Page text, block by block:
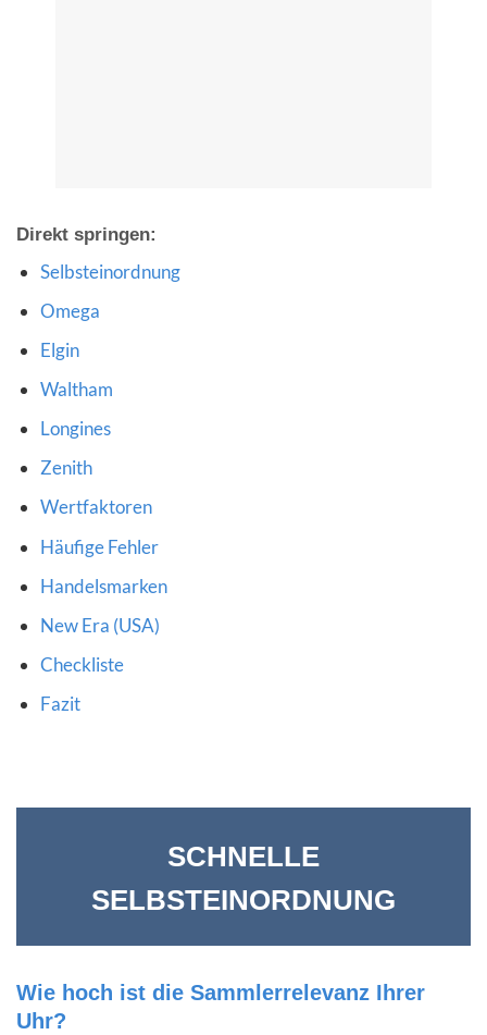
Direkt springen:
Selbsteinordnung
Omega
Elgin
Waltham
Longines
Zenith
Wertfaktoren
Häufige Fehler
Handelsmarken
New Era (USA)
Checkliste
Fazit
SCHNELLE
SELBSTEINORDNUNG
Wie hoch ist die Sammlerrelevanz Ihrer
Uhr?